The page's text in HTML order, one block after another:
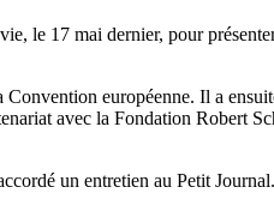
le 17 mai dernier, pour
européenne. Il a
avec la Fondation Robert
un entretien au Petit Journal.